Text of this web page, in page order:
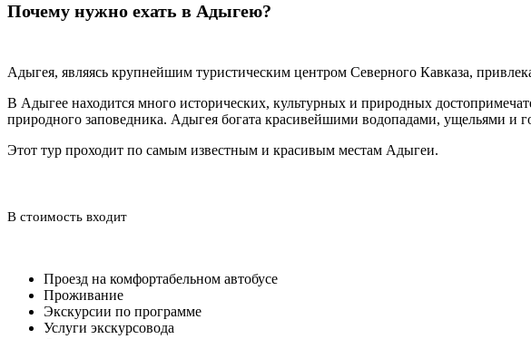
Почему нужно ехать в Адыгею?
Адыгея, являясь крупнейшим туристическим центром Северного Кавказа,
В Адыгее находится много исторических, культурных и природных
природного заповедника. Адыгея богата красивейшими водопадами, ущельями и
Этот тур проходит по самым известным и красивым местам Адыгеи.
В стоимость входит
Проезд на комфортабельном автобусе
Проживание
Экскурсии по программе
Услуги экскурсовода